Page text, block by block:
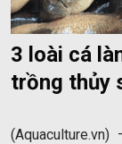
3 loài cá
trồng thủy